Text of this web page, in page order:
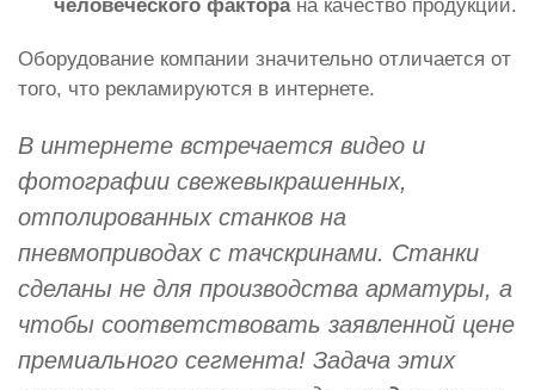
человеческого факторана качество продукции.
Оборудование компании значительно отличается от
того, что рекламируются в интернете.
В интернете встречается видео и
фотографии свежевыкрашенных,
отполированных станков на
пневмоприводах с тачскринами. Станки
сделаны не для производства арматуры, а
чтобы соответствовать заявленной цене
премиального сегмента! Задача этих